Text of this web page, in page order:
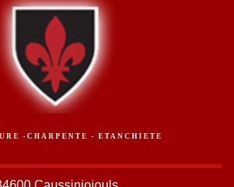
-CHARPENTE - ETANCHIETE